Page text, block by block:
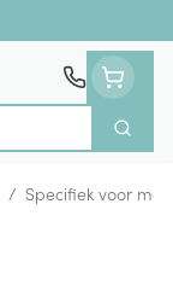
Zoek
/ Specifiek voor